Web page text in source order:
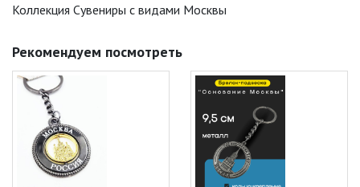
Коллекция Сувениры с видами Москвы
Рекомендуем посмотреть